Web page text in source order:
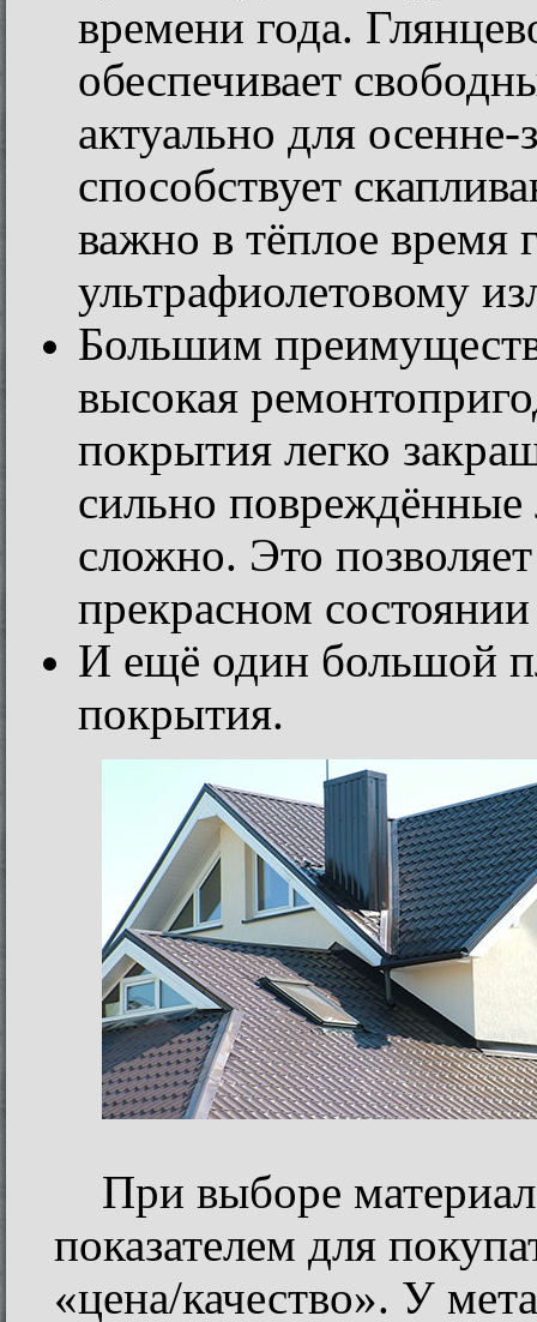
времени года.
обеспечивает
актуально для
способствует
важно в тёплое время
ультрафиолетовому
Большим
высокая
покрытия легко
сильно повреждённые
сложно. Это
прекрасном
И ещё один большой
покрытия.
При выборе
показателем для
«цена/качество». У